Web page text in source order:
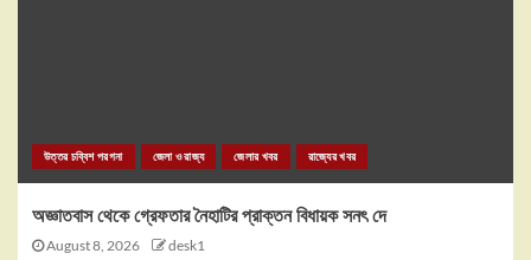
উত্তর চব্বিশ পরগনা জেলা ও রাজ্য জেলার খবর রাজ্যের খবর
অজ্ঞাতবাস থেকে গ্রেফতার নৈহাটির প্রাক্তন বিধায়ক সনৎ দে
August 8, 2026 desk1